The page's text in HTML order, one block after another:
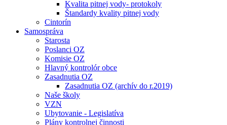
Kvalita pitnej vody- protokoly
Štandardy kvality pitnej vody
Cintorín
Samospráva
Starosta
Poslanci OZ
Komisie OZ
Hlavný kontrolór obce
Zasadnutia OZ
Zasadnutia OZ (archív do r.2019)
Naše školy
VZN
Ubytovanie - Legislatíva
Plány kontrolnej činnosti